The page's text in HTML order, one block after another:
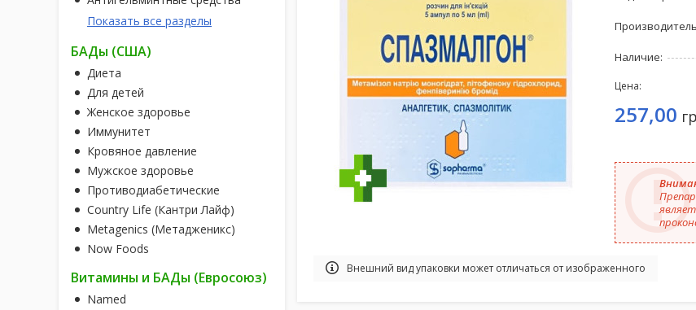
Показать все разделы
БАДы (США)
Диета
Для детей
Женское здоровье
Иммунитет
Кровяное давление
Мужское здоровье
Противодиабетические
Country Life (Кантри Лайф)
Metagenics (Метадженикс)
Now Foods
Витамины и БАДы (Евросоюз)
Named
Наличие:
Цена:
257,00
Внешний вид упаковки может отличаться от изображенного